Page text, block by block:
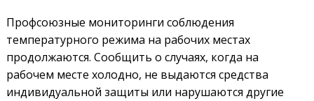
Профсоюзные мониторинги соблюдения
температурного режима на рабочих местах
продолжаются. Сообщить о случаях, когда на
рабочем месте холодно, не выдаются средства
индивидуальной защиты или нарушаются другие